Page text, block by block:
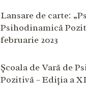
Lansare de carte:
Psihodinamică
februarie 2023
Școala de Vară de
Pozitivă – Ediția a